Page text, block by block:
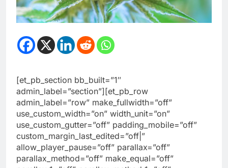
[et_pb_section bb_built=”1″
admin_label=”section”][et_pb_row
admin_label=”row” make_fullwidth=”off”
use_custom_width=”on” width_unit=”on”
use_custom_gutter=”off” padding_mobile=”off”
custom_margin_last_edited=”off|”
allow_player_pause=”off” parallax=”off”
parallax_method=”off” make_equal=”off”